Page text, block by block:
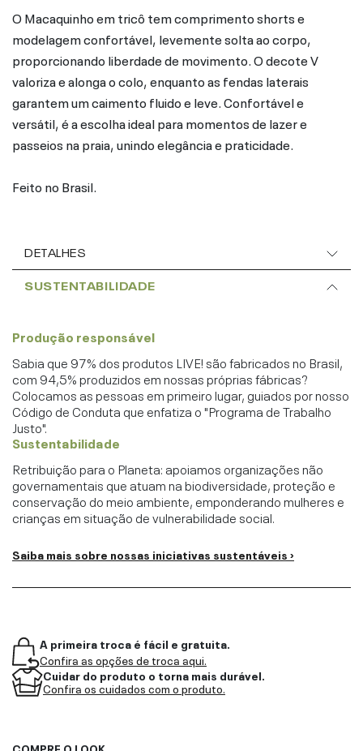
O Macaquinho em tricô tem comprimento shorts e
modelagem confortável, levemente solta ao corpo,
proporcionando liberdade de movimento. O decote V
valoriza e alonga o colo, enquanto as fendas laterais
garantem um caimento fluido e leve. Confortável e
versátil, é a escolha ideal para momentos de lazer e
passeios na praia, unindo elegância e praticidade.
Feito no Brasil.
DETALHES
SUSTENTABILIDADE
Produção responsável
Sabia que 97% dos produtos LIVE! são fabricados no Brasil,
com 94,5% produzidos em nossas próprias fábricas?
Colocamos as pessoas em primeiro lugar, guiados por nosso
Código de Conduta que enfatiza o "Programa de Trabalho
Justo".
Sustentabilidade
Retribuição para o Planeta: apoiamos organizações não
governamentais que atuam na biodiversidade, proteção e
conservação do meio ambiente, emponderando mulheres e
crianças em situação de vulnerabilidade social.
Saiba mais sobre nossas iniciativas sustentáveis ›
A primeira troca é fácil e gratuita.
Confira as opções de troca aqui.
Cuidar do produto o torna mais durável.
Confira os cuidados com o produto.
COMPRE O LOOK